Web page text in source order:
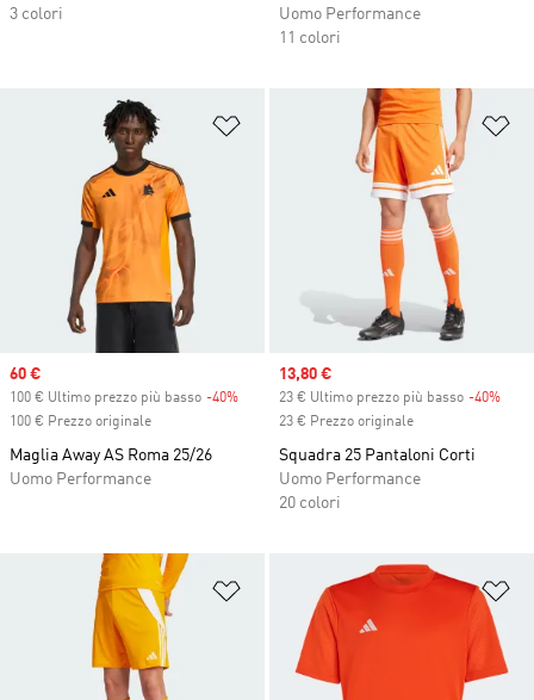
3 colori
Uomo Performance
11 colori
Aggiungi alla lista dei desideri
Sale price
60 €
100 € Ultimo prezzo più basso -40% Discount
100 € Prezzo originale
Maglia Away AS Roma 25/26
Uomo Performance
Sale price
13,80 €
23 € Ultimo prezzo più basso -40%
23 € Prezzo originale
Squadra 25 Pantaloni Corti
Uomo Performance
20 colori
Aggiungi alla lista dei desideri